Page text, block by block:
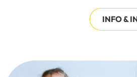
INFO &